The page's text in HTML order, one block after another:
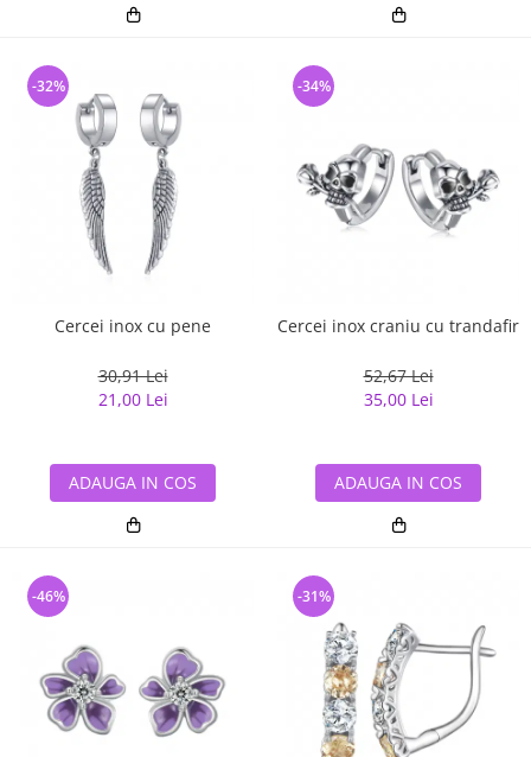
Cercei inox cu pene
30,91 Lei
21,00 Lei
-32%
ADAUGA IN COS
Cercei inox craniu cu trandafir
52,67 Lei
35,00 Lei
-34%
ADAUGA IN COS
-46% -31%